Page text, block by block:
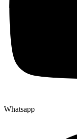
Whatsapp